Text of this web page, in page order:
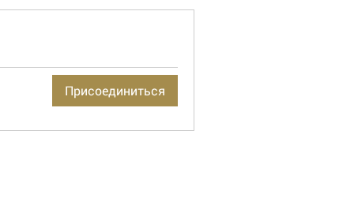
Присоединиться